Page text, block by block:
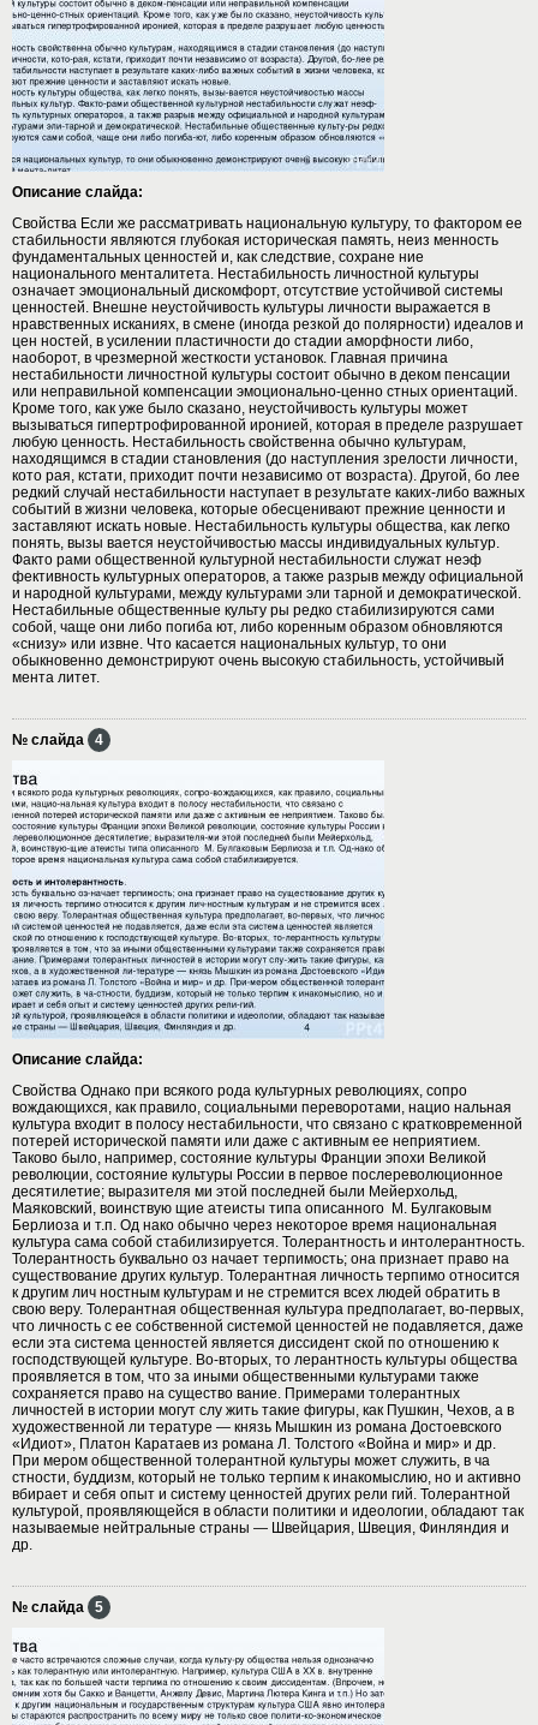
Описание слайда:
Свойства Если же рассматривать национальную культуру, то фактором ее
стабильности являются глубокая историческая память, неиз менность
фундаментальных ценностей и, как следствие, сохране ние
национального менталитета. Нестабильность личностной культуры
означает эмоциональный дискомфорт, отсутствие устойчивой системы
ценностей. Внешне неустойчивость культуры личности выражается в
нравственных исканиях, в смене (иногда резкой до полярности) идеалов и
цен ностей, в усилении пластичности до стадии аморфности либо,
наоборот, в чрезмерной жесткости установок. Главная причина
нестабильности личностной культуры состоит обычно в деком пенсации
или неправильной компенсации эмоционально-ценно стных ориентаций.
Кроме того, как уже было сказано, неустойчивость культуры может
вызываться гипертрофированной иронией, которая в пределе разрушает
любую ценность. Нестабильность свойственна обычно культурам,
находящимся в стадии становления (до наступления зрелости личности,
кото рая, кстати, приходит почти независимо от возраста). Другой, бо лее
редкий случай нестабильности наступает в результате каких-либо важных
событий в жизни человека, которые обесценивают прежние ценности и
заставляют искать новые. Нестабильность культуры общества, как легко
понять, вызы вается неустойчивостью массы индивидуальных культур.
Факто рами общественной культурной нестабильности служат неэф
фективность культурных операторов, а также разрыв между официальной
и народной культурами, между культурами эли тарной и демократической.
Нестабильные общественные культу ры редко стабилизируются сами
собой, чаще они либо погиба ют, либо коренным образом обновляются
«снизу» или извне. Что касается национальных культур, то они
обыкновенно демонстрируют очень высокую стабильность, устойчивый
мента литет.
№ слайда 4
Описание слайда:
Свойства Однако при всякого рода культурных революциях, сопро
вождающихся, как правило, социальными переворотами, нацио нальная
культура входит в полосу нестабильности, что связано с кратковременной
потерей исторической памяти или даже с активным ее неприятием.
Таково было, например, состояние культуры Франции эпохи Великой
революции, состояние культуры России в первое послереволюционное
десятилетие; выразителя ми этой последней были Мейерхольд,
Маяковский, воинствую щие атеисты типа описанного М. Булгаковым
Берлиоза и т.п. Од нако обычно через некоторое время национальная
культура сама собой стабилизируется. Толерантность и интолерантность.
Толерантность буквально оз начает терпимость; она признает право на
существование других культур. Толерантная личность терпимо относится
к другим лич ностным культурам и не стремится всех людей обратить в
свою веру. Толерантная общественная культура предполагает, во-первых,
что личность с ее собственной системой ценностей не подавляется, даже
если эта система ценностей является диссидент ской по отношению к
господствующей культуре. Во-вторых, то лерантность культуры общества
проявляется в том, что за иными общественными культурами также
сохраняется право на существо вание. Примерами толерантных
личностей в истории могут слу жить такие фигуры, как Пушкин, Чехов, а в
художественной ли тературе — князь Мышкин из романа Достоевского
«Идиот», Платон Каратаев из романа Л. Толстого «Война и мир» и др.
При мером общественной толерантной культуры может служить, в ча
стности, буддизм, который не только терпим к инакомыслию, но и активно
вбирает и себя опыт и систему ценностей других рели гий. Толерантной
культурой, проявляющейся в области политики и идеологии, обладают так
называемые нейтральные страны — Швейцария, Швеция, Финляндия и
др.
№ слайда 5